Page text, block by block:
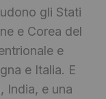
gli Stati
e Corea del
e
e Italia. E
India, e una